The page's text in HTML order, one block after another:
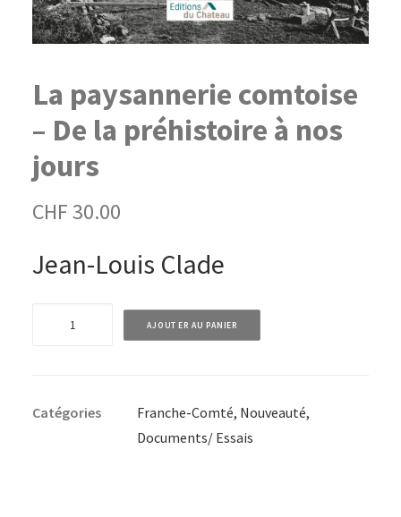
La paysannerie comtoise
– De la préhistoire à nos
jours
CHF30.00
Jean-Louis Clade
comtoise
AJOUTER AU PANIER
Catégories Franche-Comté, Nouveauté,
Documents/ Essais